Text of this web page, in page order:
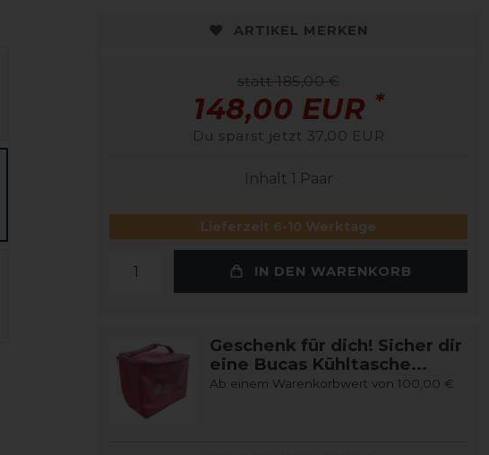
ARTIKEL MERKEN
statt 185,00 €
148,00 EUR *
Du sparst jetzt 37,00 EUR
Inhalt 1 Paar
Lieferzeit 6-10 Werktage
IN DEN WARENKORB
Geschenk für dich! Sicher dir
eine Bucas Kühltasche...
Ab einem Warenkorbwert von 100,00 €